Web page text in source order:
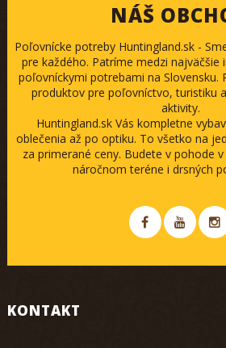
NÁŠ
Poľovnícke potreby Huntingland.sk -
pre každého. Patríme medzi najväčšie
poľovníckymi potrebami na Slovensku.
produktov pre poľovníctvo, turistiku
aktivity.
Huntingland.sk Vás kompletne
oblečenia až po optiku. To všetko na
za primerané ceny. Budete v pohode
náročnom teréne i drsných
KONTAKT